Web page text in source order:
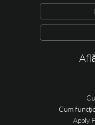
Cum
Apply